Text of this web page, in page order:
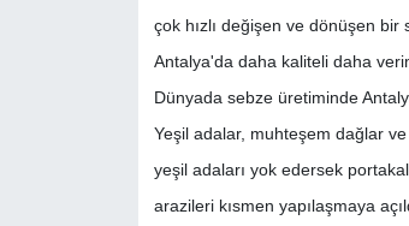
çok hızlı değişen ve dönüşen bir
Antalya'da daha kaliteli daha
Dünyada sebze üretiminde
Yeşil adalar, muhteşem dağlar
yeşil adaları yok edersek
arazileri kısmen yapılaşmaya